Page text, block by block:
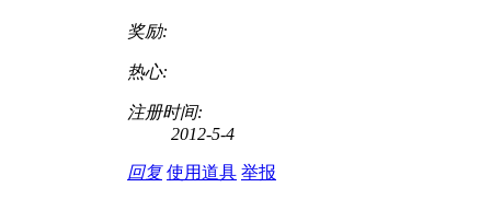
奖励:
热心:
注册时间:
2012-5-4
回复 使用道具 举报